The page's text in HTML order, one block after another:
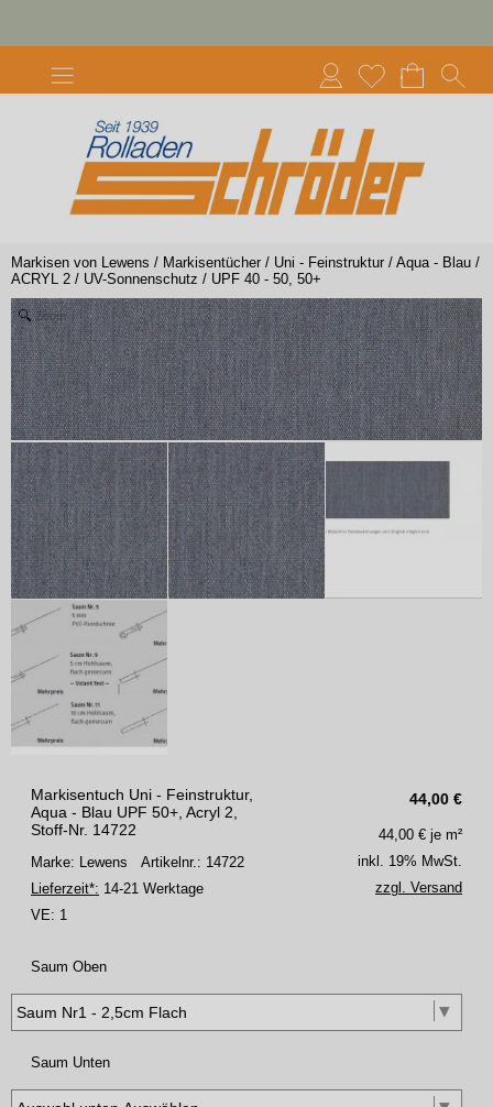
Markisen von Lewens / Markisentücher / Uni - Feinstruktur / Aqua - Blau /
ACRYL 2 / UV-Sonnenschutz / UPF 40 - 50, 50+
Zoom
44,00 €
Markisentuch Uni - Feinstruktur,
Aqua - Blau UPF 50+, Acryl 2,
Stoff-Nr. 14722
Marke: Lewens Artikelnr.: 14722
Lieferzeit*: 14-21 Werktage
VE: 1
44,00 € je m²
inkl. 19% MwSt.
zzgl. Versand
Saum Oben
Saum Unten